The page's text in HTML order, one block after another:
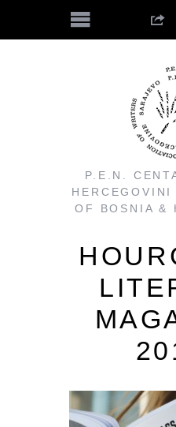
P.E.N.
OF BOSNIA &